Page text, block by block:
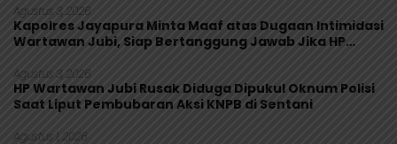
Agustus 3, 2026
Kapolres Jayapura Minta Maaf atas Dugaan Intimidasi
Wartawan Jubi, Siap Bertanggung Jawab Jika HP
Agustus 3, 2026
HP Wartawan Jubi Rusak Diduga Dipukul Oknum Polisi
Saat Liput Pembubaran Aksi KNPB di Sentani
Agustus 1, 2026